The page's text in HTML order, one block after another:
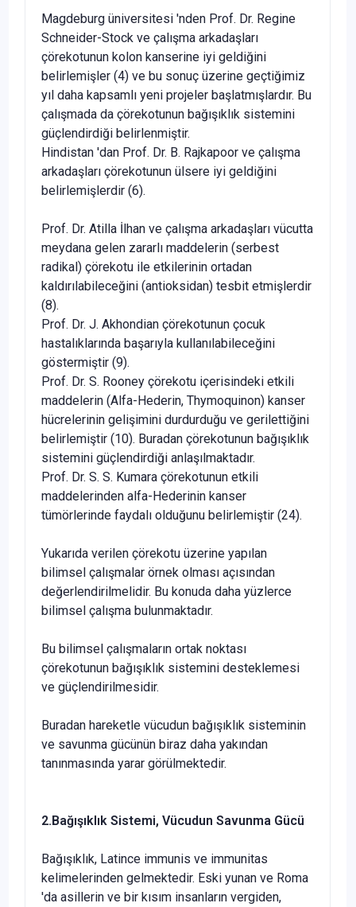
Magdeburg üniversitesi 'nden Prof. Dr. Regine
Schneider-Stock ve çalışma arkadaşları
çörekotunun kolon kanserine iyi geldiğini
belirlemişler (4) ve bu sonuç üzerine geçtiğimiz
yıl daha kapsamlı yeni projeler başlatmışlardır. Bu
çalışmada da çörekotunun bağışıklık sistemini
güçlendirdiği belirlenmiştir.
Hindistan 'dan Prof. Dr. B. Rajkapoor ve çalışma
arkadaş­ları çörekotunun ülsere iyi geldiğini
belirlemişlerdir (6).
Prof. Dr. Atilla İlhan ve çalışma arkadaşları vücutta
meyda­na gelen zararlı maddelerin (serbest
radikal) çörekotu ile et­kilerinin ortadan
kaldırılabileceğini (antioksidan) tesbit etmiş­lerdir
(8).
Prof. Dr. J. Akhondian çörekotunun çocuk
hastalıklarında başarıyla kullanılabileceğini
göstermiştir (9).
Prof. Dr. S. Rooney çörekotu içerisindeki etkili
maddelerin (Alfa-Hederin, Thymoquinon) kanser
hücrelerinin gelişimini durdurduğu ve gerilettiğini
belirlemiştir (10). Buradan çöre­kotunun bağışıklık
sistemini güçlendirdiği anlaşılmaktadır.
Prof. Dr. S. S. Kumara çörekotunun etkili
maddelerinden alfa-Hederinin kanser
tümörlerinde faydalı olduğunu belirle­miştir (24).
Yukarıda verilen çörekotu üzerine yapılan
bilimsel çalışma­lar örnek olması açısından
değerlendirilmelidir. Bu konuda daha yüzlerce
bilimsel çalışma bulunmaktadır.
Bu bilimsel çalışmaların ortak noktası
çörekotunun bağışıklık sistemini desteklemesi
ve güçlendirilmesidir.
Buradan hareketle vücudun bağışıklık sisteminin
ve savun­ma gücünün biraz daha yakından
tanınmasında yarar görül­mektedir.
2.Bağışıklık Sistemi, Vücudun Savunma Gücü
Bağışıklık, Latince immunis ve immunitas
kelimelerinden gelmektedir. Eski yunan ve Roma
'da asillerin ve bir kısım in­sanların vergiden,